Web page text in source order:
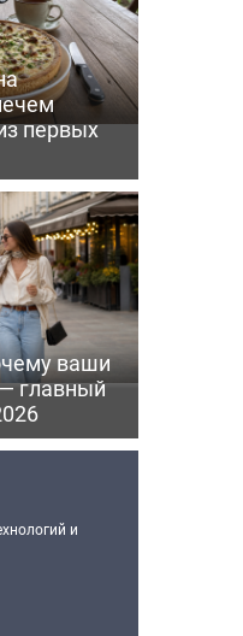
первых
ваши
главный
и